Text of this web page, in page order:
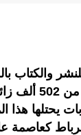
المعرض الدولي للنشر
من الأنشطة
يحتلها هذا
كعاصمة